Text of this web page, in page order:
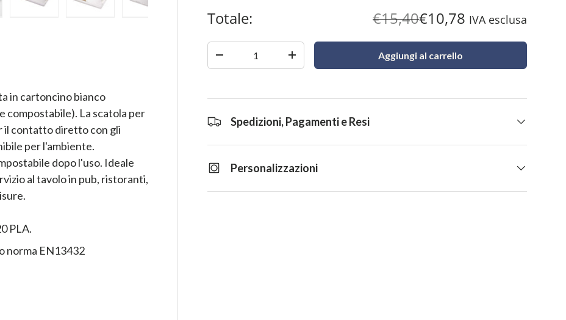
Carica immagine 5 nella visualizzazione galleria
Carica immagine 6 nella visualizzazione galleria
Carica immagine 7 nella visualizzazione galleria
Totale: €15,40€10,78 IVA esclusa
+ Aggiungi al carrello
Spedizioni, Pagamenti e Resi
Personalizzazioni
in cartoncino bianco
compostabile). La scatola per
il contatto diretto con gli
per l'ambiente.
dopo l'uso. Ideale
al tavolo in pub, ristoranti,
PLA.
norma EN13432